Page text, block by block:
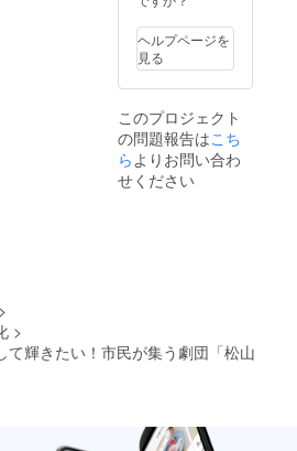
魅力
技が
てい
たく
登場
ヘルプページを
見る
このプロジェクト
の問題報告はこち
らよりお問い合わ
せください
>
>
て輝きたい！市民が集う劇団「松山